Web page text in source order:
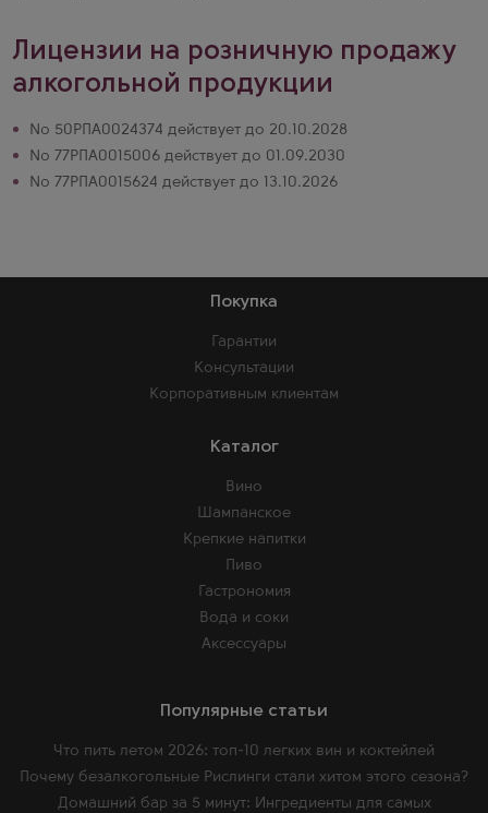
Лицензии на розничную продажу
алкогольной продукции
№ 50РПА0024374 действует до 20.10.2028
№ 77РПА0015006 действует до 01.09.2030
№ 77РПА0015624 действует до 13.10.2026
Покупка
Гарантии
Консультации
Корпоративным клиентам
Каталог
Вино
Шампанское
Крепкие напитки
Пиво
Гастрономия
Вода и соки
Аксессуары
Популярные статьи
Что пить летом 2026: топ-10 легких вин и коктейлей
Почему безалкогольные Рислинги стали хитом этого сезона?
Домашний бар за 5 минут: Ингредиенты для самых